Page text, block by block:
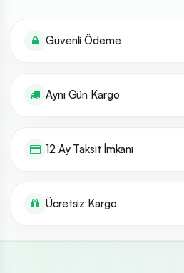
Güvenli Ödeme
Aynı Gün Kargo
12 Ay Taksit İmkanı
Ücretsiz Kargo